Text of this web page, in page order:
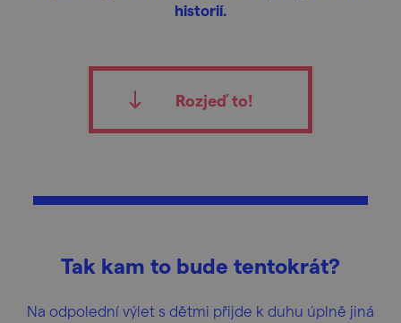
historií.
Rozjeď to!
Tak kam to bude tentokrát?
Na odpolední výlet s dětmi přijde k duhu úplně jiná